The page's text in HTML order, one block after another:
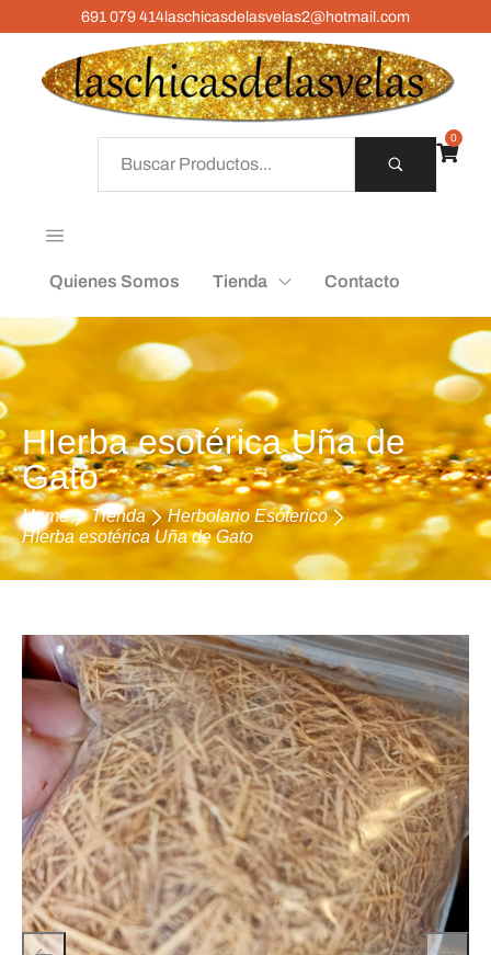
691 079 414laschicasdelasvelas2@hotmail.com
Quienes Somos Tienda Contacto
0
HIerba esotérica Uña de
Gato
Home Tienda
Herbolario Esóterico
HIerba esotérica Uña de Gato